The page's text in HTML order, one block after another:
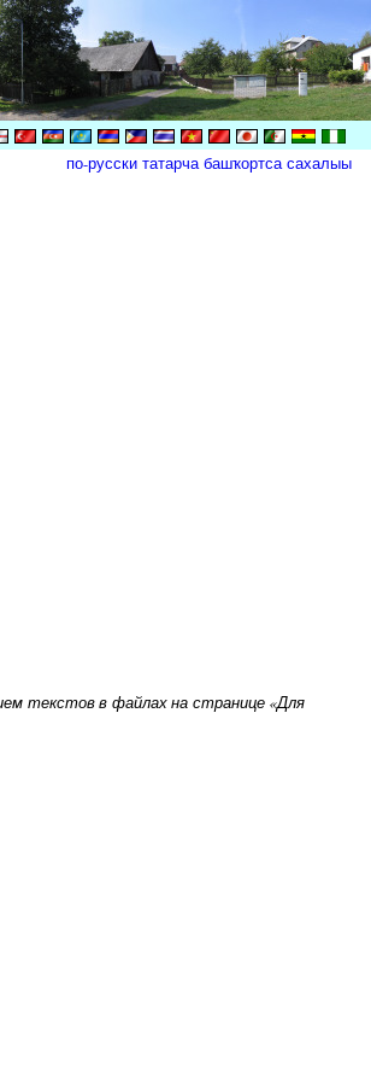
текстов в файлах на странице «Для
по-русски татарча башҡортса сахалыы